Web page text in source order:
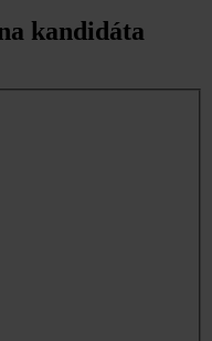
kandidáta